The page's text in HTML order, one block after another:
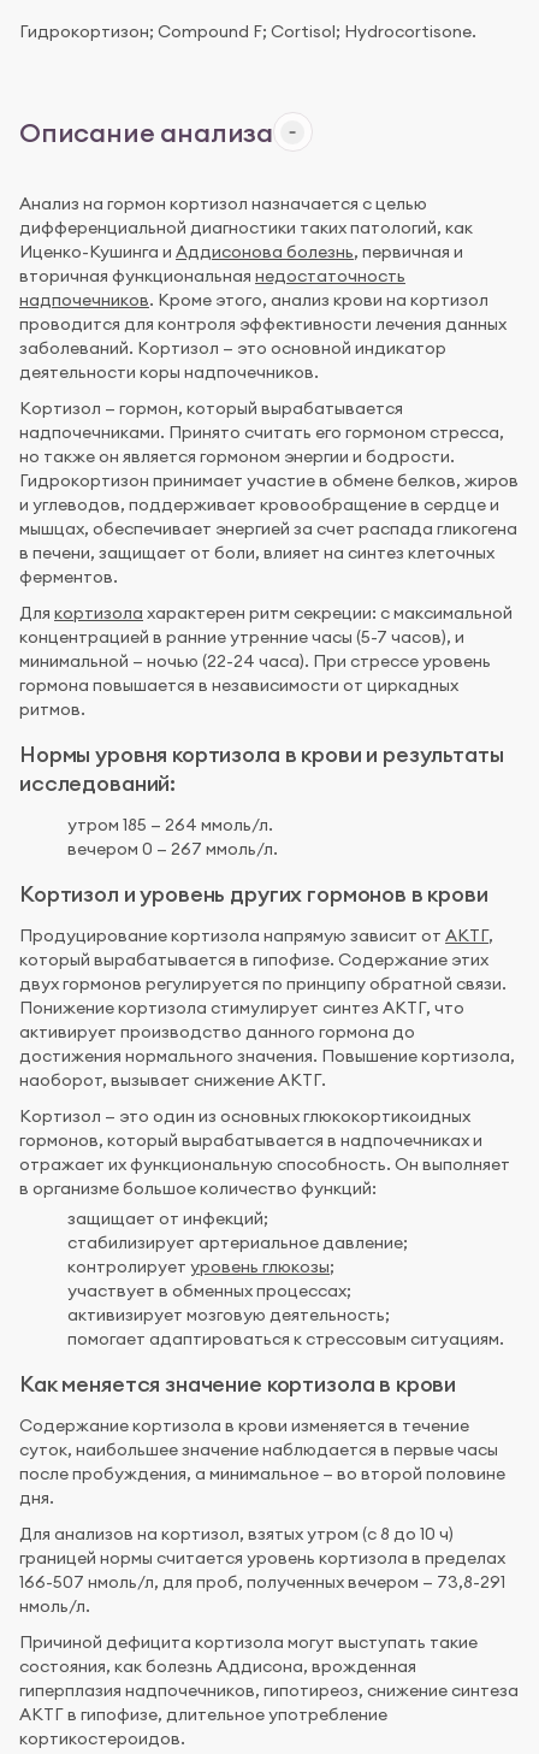
Гидрокортизон; Compound F; Cortisol; Hydrocortisone.
Описание анализа
Анализ на гормон кортизол назначается с целью
дифференциальной диагностики таких патологий, как
Иценко-Кушинга и Аддисонова болезнь, первичная и
вторичная функциональная недостаточность
надпочечников. Кроме этого, анализ крови на кортизол
проводится для контроля эффективности лечения данных
заболеваний. Кортизол — это основной индикатор
деятельности коры надпочечников.
Кортизол — гормон, который вырабатывается
надпочечниками. Принято считать его гормоном стресса,
но также он является гормоном энергии и бодрости.
Гидрокортизон принимает участие в обмене белков, жиров
и углеводов, поддерживает кровообращение в сердце и
мышцах, обеспечивает энергией за счет распада гликогена
в печени, защищает от боли, влияет на синтез клеточных
ферментов.
Для кортизола характерен ритм секреции: с максимальной
концентрацией в ранние утренние часы (5-7 часов), и
минимальной — ночью (22-24 часа). При стрессе уровень
гормона повышается в независимости от циркадных
ритмов.
Нормы уровня кортизола в крови и результаты
исследований:
утром 185 — 264 ммоль/л.
вечером 0 — 267 ммоль/л.
Кортизол и уровень других гормонов в крови
Продуцирование кортизола напрямую зависит от АКТГ,
который вырабатывается в гипофизе. Содержание этих
двух гормонов регулируется по принципу обратной связи.
Понижение кортизола стимулирует синтез АКТГ, что
активирует производство данного гормона до
достижения нормального значения. Повышение кортизола,
наоборот, вызывает снижение АКТГ.
Кортизол — это один из основных глюкокортикоидных
гормонов, который вырабатывается в надпочечниках и
отражает их функциональную способность. Он выполняет
в организме большое количество функций:
защищает от инфекций;
стабилизирует артериальное давление;
контролирует уровень глюкозы;
участвует в обменных процессах;
активизирует мозговую деятельность;
помогает адаптироваться к стрессовым ситуациям.
Как меняется значение кортизола в крови
Содержание кортизола в крови изменяется в течение
суток, наибольшее значение наблюдается в первые часы
после пробуждения, а минимальное — во второй половине
дня.
Для анализов на кортизол, взятых утром (с 8 до 10 ч)
границей нормы считается уровень кортизола в пределах
166-507 нмоль/л, для проб, полученных вечером — 73,8-291
нмоль/л.
Причиной дефицита кортизола могут выступать такие
состояния, как болезнь Аддисона, врожденная
гиперплазия надпочечников, гипотиреоз, снижение синтеза
АКТГ в гипофизе, длительное употребление
кортикостероидов.